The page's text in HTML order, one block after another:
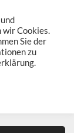
wir Cookies.
Sie der
zu